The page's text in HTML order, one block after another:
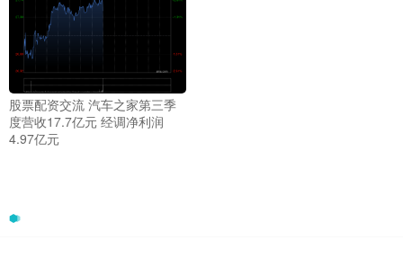
股票配资交流 汽车之家第三季
度营收17.7亿元 经调净利润
4.97亿元